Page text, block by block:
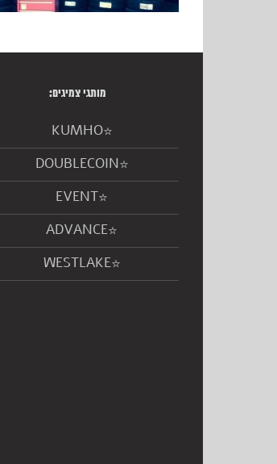
מותגי צמיגים:
KUMHO
DOUBLECOIN
EVENT
ADVANCE
WESTLAKE